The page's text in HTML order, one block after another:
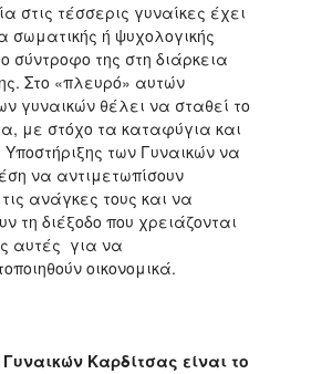
στις τέσσερις γυναίκες έχει
σωματικής ή ψυχολογικής
σύντροφο της στη διάρκεια
Στο «πλευρό» αυτών
γυναικών θέλει να σταθεί το
με στόχο τα καταφύγια και
των Γυναικών να
να αντιμετωπίσουν
ανάγκες τους και να
τη διέξοδο που χρειάζονται
αυτές για να
οικονομικά.
Καρδίτσας είναι το